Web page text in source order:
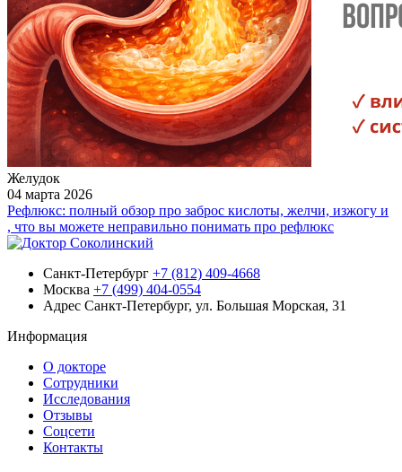
Желудок
04 марта 2026
Рефлюкс: полный обзор про заброс кислоты, желчи, изжогу и
, что вы можете неправильно понимать про рефлюкс
Санкт-Петербург +7 (812) 409-4668
Москва +7 (499) 404-0554
Адрес Санкт-Петербург, ул. Большая Морская, 31
Информация
О докторе
Сотрудники
Исследования
Отзывы
Соцсети
Контакты